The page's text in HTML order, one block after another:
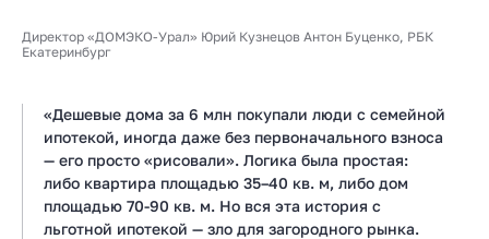
Директор «ДОМЭКО-Урал» Юрий Кузнецов Антон Буценко, РБК
Екатеринбург
«Дешевые дома за 6 млн покупали люди с семейной
ипотекой, иногда даже без первоначального взноса
— его просто «рисовали». Логика была простая:
либо квартира площадью 35–40 кв. м, либо дом
площадью 70-90 кв. м. Но вся эта история с
льготной ипотекой — зло для загородного рынка.